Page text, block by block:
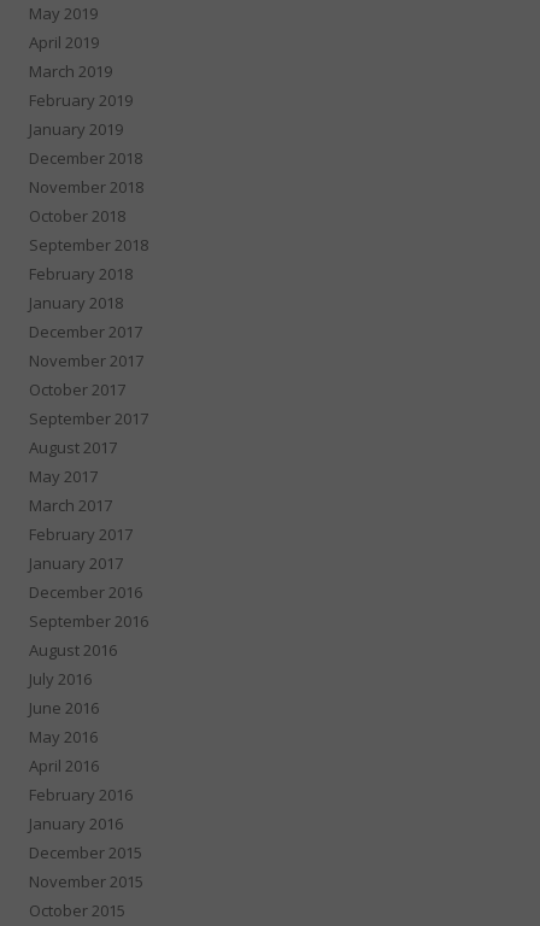
May 2019
April 2019
March 2019
February 2019
January 2019
December 2018
November 2018
October 2018
September 2018
February 2018
January 2018
December 2017
November 2017
October 2017
September 2017
August 2017
May 2017
March 2017
February 2017
January 2017
December 2016
September 2016
August 2016
July 2016
June 2016
May 2016
April 2016
February 2016
January 2016
December 2015
November 2015
October 2015